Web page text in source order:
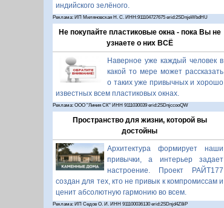
индийского зелёного.
Реклама: ИП Миляновская Н. С. ИНН:911104727675 erid:2SDnjeWbdHU
Не покупайте пластиковые окна - пока Вы не
узнаете о них ВСЁ
Наверное уже каждый человек в
какой то мере может рассказать
о таких уже привычных и хорошо
известных всем пластиковых окнах.
Реклама: ООО "Линия СК" ИНН 9111030039 erid:2SDnjccooQW
Пространство для жизни, которой вы
достойны
Архитектура формирует наши
привычки, а интерьер задает
настроение. Проект РАЙТ177
создан для тех, кто не привык к компромиссам и
ценит абсолютную гармонию во всем.
Реклама: ИП Седов О. И. ИНН 911100036130 erid:2SDnjd4Z8iP